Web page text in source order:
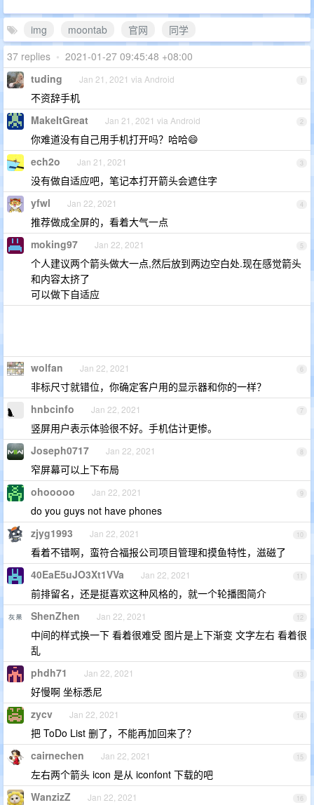
img moontab 官网
同学
37 replies • 2021-01-27 09:45:48 +08:00
1
tuding Jan 21, 2021 via Android
不资辞手机
2
MakeItGreat Jan 21, 2021 via Android
你难道没有自己用手机打开吗？哈哈😄
3
ech2o Jan 21, 2021
没有做自适应吧，笔记本打开箭头会遮住字
4
yfwl Jan 22, 2021
推荐做成全屏的，看着大气一点
5
moking97 Jan 22, 2021
个人建议两个箭头做大一点,然后放到两边空白处.现在感觉箭头
和内容太挤了
可以做下自适应
6
wolfan Jan 22, 2021
非标尺寸就错位，你确定客户用的显示器和你的一样？
7
hnbcinfo Jan 22, 2021
竖屏用户表示体验很不好。手机估计更惨。
8
Joseph0717 Jan 22, 2021
窄屏幕可以上下布局
9
ohooooo Jan 22, 2021
do you guys not have phones
10
zjyg1993 Jan 22, 2021
看着不错啊，蛮符合福报公司项目管理和摸鱼特性，滋磁了
11
40EaE5uJO3Xt1VVa Jan 22, 2021
前排留名，还是挺喜欢这种风格的，就一个轮播图简介
12
ShenZhen Jan 22, 2021
中间的样式换一下 看着很难受 图片是上下渐变 文字左右 看着很
乱
13
phdh71 Jan 22, 2021
好慢啊 坐标悉尼
14
zycv Jan 22, 2021
把 ToDo List 删了，不能再加回来了？
15
cairnechen Jan 22, 2021
左右两个箭头 icon 是从 iconfont 下载的吧
16
WanzizZ Jan 22, 2021